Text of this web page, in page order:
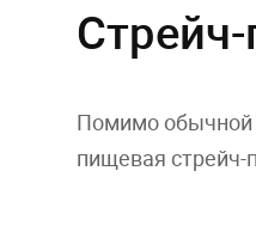
Помимо обычной
пищевая стрейч-